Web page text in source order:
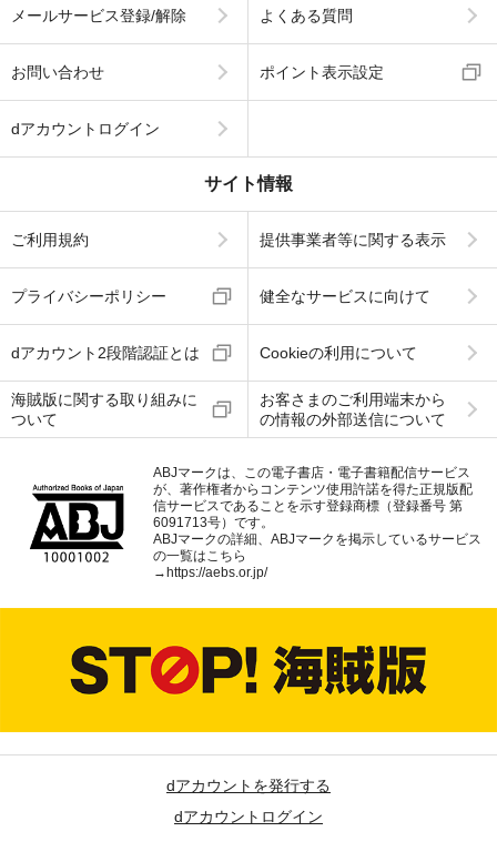
メールサービス登録/解除 よくある質問
お問い合わせ ポイント表示設定
dアカウントログイン
サイト情報
ご利用規約 提供事業者等に関する表示
プライバシーポリシー 健全なサービスに向けて
dアカウント2段階認証とは Cookieの利用について
海賊版に関する取り組みに
ついて
お客さまのご利用端末から
の情報の外部送信について
ABJマークは、この電子書店・電子書籍配信サービス
が、著作権者からコンテンツ使用許諾を得た正規版配
信サービスであることを示す登録商標（登録番号 第
6091713号）です。
ABJマークの詳細、ABJマークを掲示しているサービス
の一覧はこちら
→ https://aebs.or.jp/
dアカウントを発行する
dアカウントログイン